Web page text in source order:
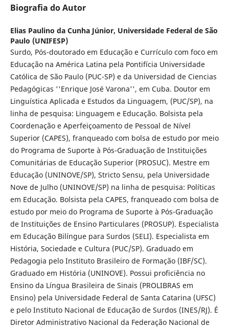
Biografia do Autor
Elias Paulino da Cunha Júnior, Universidade Federal de São
Paulo (UNIFESP)
Surdo, Pós-doutorado em Educação e Currículo com foco em
Educação na América Latina pela Pontifícia Universidade
Católica de São Paulo (PUC-SP) e da Universidad de Ciencias
Pedagógicas ''Enrique José Varona'', em Cuba. Doutor em
Linguística Aplicada e Estudos da Linguagem, (PUC/SP), na
linha de pesquisa: Linguagem e Educação. Bolsista pela
Coordenação e Aperfeiçoamento de Pessoal de Nível
Superior (CAPES), franqueado com bolsa de estudo por meio
do Programa de Suporte à Pós-Graduação de Instituições
Comunitárias de Educação Superior (PROSUC). Mestre em
Educação (UNINOVE/SP), Stricto Sensu, pela Universidade
Nove de Julho (UNINOVE/SP) na linha de pesquisa: Políticas
em Educação. Bolsista pela CAPES, franqueado com bolsa de
estudo por meio do Programa de Suporte à Pós-Graduação
de Instituições de Ensino Particulares (PROSUP). Especialista
em Educação Bilíngue para Surdos (SELI). Especialista em
História, Sociedade e Cultura (PUC/SP). Graduado em
Pedagogia pelo Instituto Brasileiro de Formação (IBF/SC).
Graduado em História (UNINOVE). Possui proficiência no
Ensino da Língua Brasileira de Sinais (PROLIBRAS em
Ensino) pela Universidade Federal de Santa Catarina (UFSC)
e pelo Instituto Nacional de Educação de Surdos (INES/RJ). É
Diretor Administrativo Nacional da Federação Nacional de